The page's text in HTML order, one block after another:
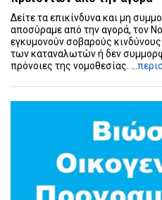
Δείτε τα επικίνδυνα και μη
αποσύραμε από την αγορά, τον
εγκυμονούν σοβαρούς
των καταναλωτών ή δεν
πρόνοιες της νομοθεσίας. ...